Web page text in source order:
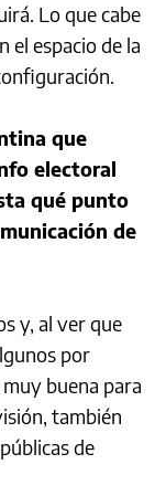
Lo que cabe
el espacio de la
que
electoral
qué punto
de
y, al ver que
por
buena para
también
de